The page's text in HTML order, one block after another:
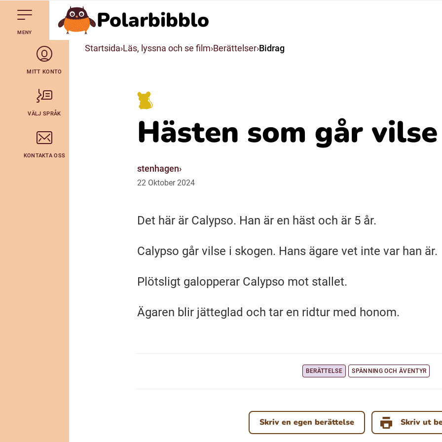
Till navigering av sidans innehåll
Hoppa till sidans huvudinnehåll
Bidumsámegiella (Pitesamiska)
Resanderomani (Romska)
Lovari (Romska)
MENY Gå till startsidanPolarbibblo
MITT KONTO
VÄLJ SPRÅK
KONTAKTA OSS
Startsida Läs, lyssna och se film Berättelser Bidrag
Hästen som går vilse
stenhagen
22 Oktober 2024
Det här är Calypso. Han är en häst och är 5 år.
Calypso går vilse i skogen. Hans ägare vet inte var han är.
Plötsligt galopperar Calypso mot stallet.
Ägaren blir jätteglad och tar en ridtur med honom.
BERÄTTELSE SPÄNNING OCH ÄVENTYR
Skriv en egen berättelse Skriv ut